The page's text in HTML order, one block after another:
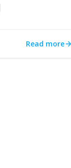
Read more